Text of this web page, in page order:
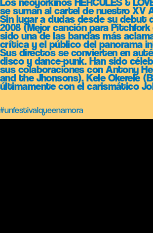
se suman al cartel de nuestro XV
Sin lugar a dudas desde su debut
2008 (Mejor canción para
sido una de las bandas más
crítica y el público del panorama
Sus directos se convierten en
disco y dance-punk. Han sido
sus colaboraciones con Antony
and the Jhonsons), Kele Okerele
últimamente con el carismático
#unfestivalqueenamora